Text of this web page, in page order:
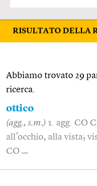
RISULTATO DELLA
Abbiamo trovato 29
ricerca.
ottico
(agg., s.m.) 1. agg. CO
all’occhio, alla vista;
CO …